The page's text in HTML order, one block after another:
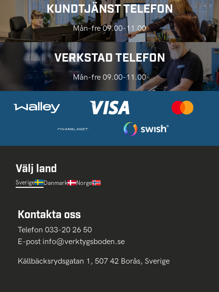
KUNDTJÄNST TELEFON
Mån-fre 09.00-11.00
VERKSTAD TELEFON
Mån-fre 09.00-11.00
Välj land
Sverige Danmark Norge
Kontakta oss
Telefon 033-20 26 50
E-post info@verktygsboden.se
Källbäcksrydsgatan 1, 507 42 Borås, Sverige